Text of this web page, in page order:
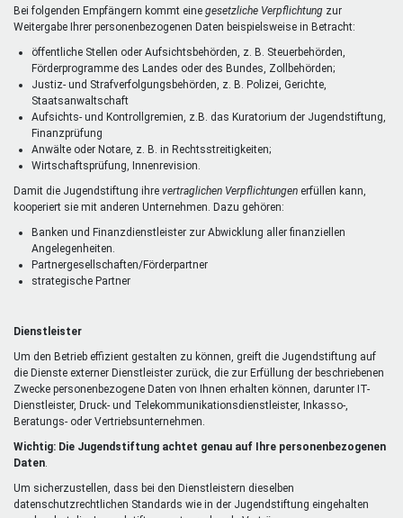
Bei folgenden Empfängern kommt eine gesetzliche Verpflichtung zur
Weitergabe Ihrer personenbezogenen Daten beispielsweise in Betracht:
öffentliche Stellen oder Aufsichtsbehörden, z. B. Steuerbehörden,
Förderprogramme des Landes oder des Bundes, Zollbehörden;
Justiz- und Strafverfolgungsbehörden, z. B. Polizei, Gerichte,
Staatsanwaltschaft
Aufsichts- und Kontrollgremien, z.B. das Kuratorium der Jugendstiftung,
Finanzprüfung
Anwälte oder Notare, z. B. in Rechtsstreitigkeiten;
Wirtschaftsprüfung, Innenrevision.
Damit die Jugendstiftung ihre vertraglichen Verpflichtungen erfüllen kann,
kooperiert sie mit anderen Unternehmen. Dazu gehören:
Banken und Finanzdienstleister zur Abwicklung aller finanziellen
Angelegenheiten.
Partnergesellschaften/Förderpartner
strategische Partner
Dienstleister
Um den Betrieb effizient gestalten zu können, greift die Jugendstiftung auf
die Dienste externer Dienstleister zurück, die zur Erfüllung der beschriebenen
Zwecke personenbezogene Daten von Ihnen erhalten können, darunter IT-
Dienstleister, Druck- und Telekommunikationsdienstleister, Inkasso-,
Beratungs- oder Vertriebsunternehmen.
Wichtig: Die Jugendstiftung achtet genau auf Ihre personenbezogenen
Daten
Um sicherzustellen, dass bei den Dienstleistern dieselben
datenschutzrechtlichen Standards wie in der Jugendstiftung eingehalten